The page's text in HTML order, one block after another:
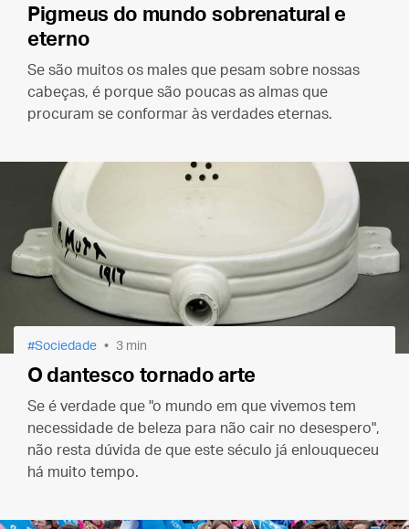
Pigmeus do mundo sobrenatural e
eterno
Se são muitos os males que pesam sobre nossas
cabeças, é porque são poucas as almas que
procuram se conformar às verdades eternas.
Sociedade 3 min
O dantesco tornado arte
Se é verdade que "o mundo em que vivemos tem
necessidade de beleza para não cair no desespero",
não resta dúvida de que este século já enlouqueceu
há muito tempo.